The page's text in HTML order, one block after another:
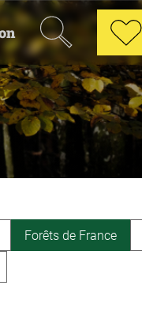
Recherche
Forêts de France